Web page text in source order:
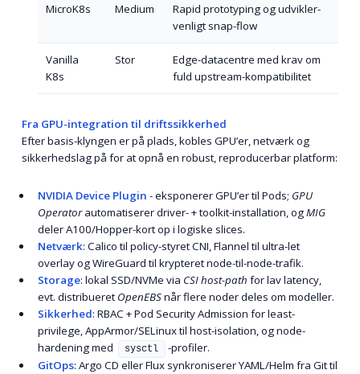
MicroK8s Medium
Rapid prototyping og udvikler­
venligt snap-flow
Vanilla
K8s
Stor
Edge-datacentre med krav om
fuld upstream-kompatibilitet
Fra GPU-integration til driftssikkerhed
Efter basis-klyngen er på plads, kobles GPU’er, netværk og
sikkerhedslag på for at opnå en robust, reproducerbar platform:
NVIDIA Device Plugin - eksponerer GPU’er til Pods; GPU
Operatorautomatiserer driver- + toolkit-installation, ogMIG
deler A100/Hopper-kort op i logiske slices.
Netværk: Calico til policy-styret CNI, Flannel til ultra-let
overlay og WireGuard til krypteret node-til-node-trafik.
Storage: lokal SSD/NVMe via CSI host-path for lav latency,
evt. distribueret OpenEBSnår flere noder deles om modeller.
Sikkerhed: RBAC + Pod Security Admission for least-
privilege, AppArmor/SELinux til host-isolation, og node-
hardening med
sysctl
-profiler.
GitOps: Argo CD eller Flux synkroniserer YAML/Helm fra Git til